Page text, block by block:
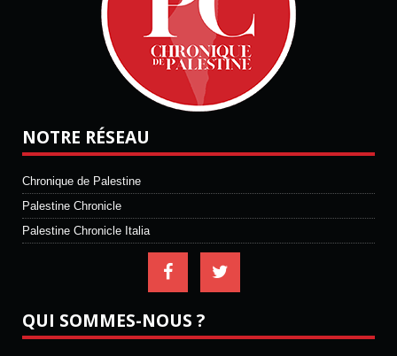
NOTRE RÉSEAU
Chronique de Palestine
Palestine Chronicle
Palestine Chronicle Italia
QUI SOMMES-NOUS ?